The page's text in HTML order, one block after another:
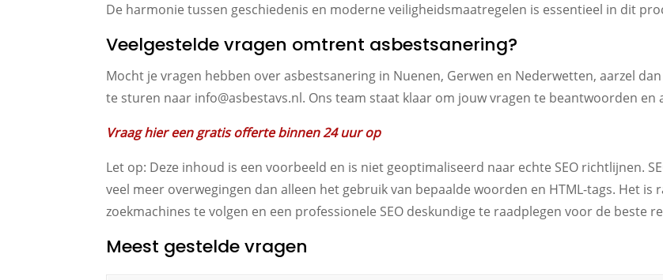
De harmonie tussen geschiedenis en moderne veiligheidsmaatregelen is essentieel in dit
Veelgestelde vragen omtrent asbestsanering?
Mocht je vragen hebben over asbestsanering in Nuenen, Gerwen en Nederwetten, aarzel
te sturen naar info@asbestavs.nl. Ons team staat klaar om jouw vragen te beantwoorden en
Vraag hier een gratis offerte binnen 24 uur op
Let op: Deze inhoud is een voorbeeld en is niet geoptimaliseerd naar echte SEO richtlijnen.
veel meer overwegingen dan alleen het gebruik van bepaalde woorden en HTML-tags. Het
zoekmachines te volgen en een professionele SEO deskundige te raadplegen voor de beste
Meest gestelde vragen